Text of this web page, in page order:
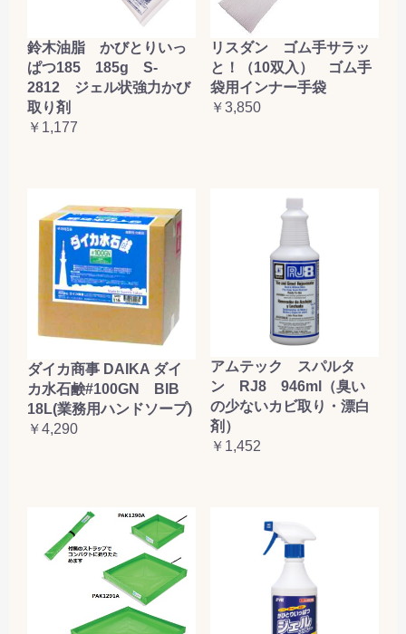
鈴木油脂 かびとりいっ
ぱつ185 185g S-
2812 ジェル状強力かび
取り剤
￥1,177
リスダン ゴム手サラッ
と！（10双入） ゴム手
袋用インナー手袋
￥3,850
ダイカ商事 DAIKA ダイ
カ水石鹸#100GN BIB
18L(業務用ハンドソープ)
￥4,290
アムテック スパルタ
ン RJ8 946ml（臭い
の少ないカビ取り・漂白
剤）
￥1,452